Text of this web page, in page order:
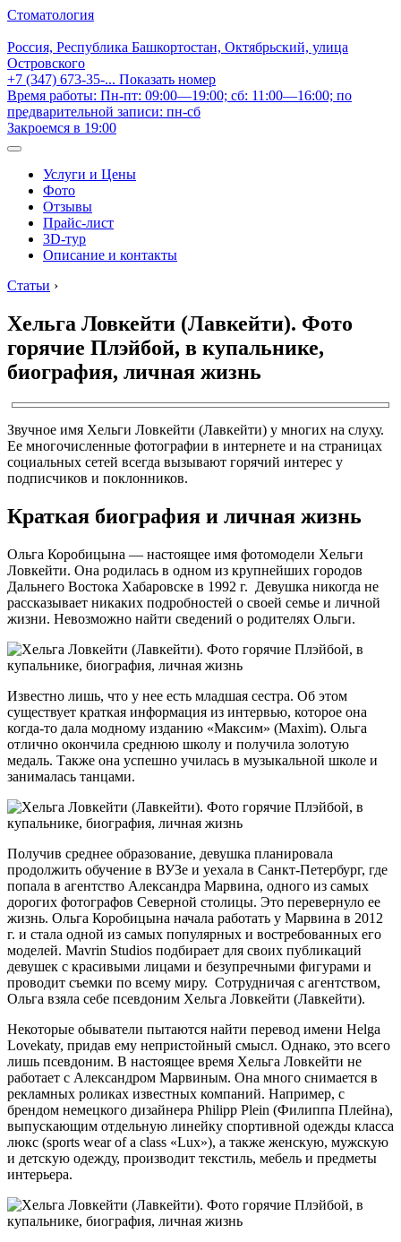
Стоматология
Россия, Республика Башкортостан, Октябрьский, улица
Островского
+7 (347) 673-35-... Показать номер
Время работы: Пн-пт: 09:00—19:00; сб: 11:00—16:00; по
предварительной записи: пн-сб
Закроемся в 19:00
Услуги и Цены
Фото
Отзывы
Прайс-лист
3D-тур
Описание и контакты
Статьи ›
Хельга Ловкейти (Лавкейти). Фото
горячие Плэйбой, в купальнике,
биография, личная жизнь
Звучное имя Хельги Ловкейти (Лавкейти) у многих на слуху.
Ее многочисленные фотографии в интернете и на страницах
социальных сетей всегда вызывают горячий интерес у
подписчиков и поклонников.
Краткая биография и личная жизнь
Ольга Коробицына — настоящее имя фотомодели Хельги
Ловкейти. Она родилась в одном из крупнейших городов
Дальнего Востока Хабаровске в 1992 г. Девушка никогда не
рассказывает никаких подробностей о своей семье и личной
жизни. Невозможно найти сведений о родителях Ольги.
Известно лишь, что у нее есть младшая сестра. Об этом
существует краткая информация из интервью, которое она
когда-то дала модному изданию «Максим» (Maxim). Ольга
отлично окончила среднюю школу и получила золотую
медаль. Также она успешно училась в музыкальной школе и
занималась танцами.
Получив среднее образование, девушка планировала
продолжить обучение в ВУЗе и уехала в Санкт-Петербург, где
попала в агентство Александра Марвина, одного из самых
дорогих фотографов Северной столицы. Это перевернуло ее
жизнь. Ольга Коробицына начала работать у Марвина в 2012
г. и стала одной из самых популярных и востребованных его
моделей. Mavrin Studios подбирает для своих публикаций
девушек с красивыми лицами и безупречными фигурами и
проводит съемки по всему миру. Сотрудничая с агентством,
Ольга взяла себе псевдоним Хельга Ловкейти (Лавкейти).
Некоторые обыватели пытаются найти перевод имени Helga
Lovekaty, придав ему непристойный смысл. Однако, это всего
лишь псевдоним. В настоящее время Хельга Ловкейти не
работает с Александром Марвиным. Она много снимается в
рекламных роликах известных компаний. Например, с
брендом немецкого дизайнера Philipp Plein (Филиппа Плейна),
выпускающим отдельную линейку спортивной одежды класса
люкс (sports wear of a class «Lux»), а также женскую, мужскую
и детскую одежду, производит текстиль, мебель и предметы
интерьера.